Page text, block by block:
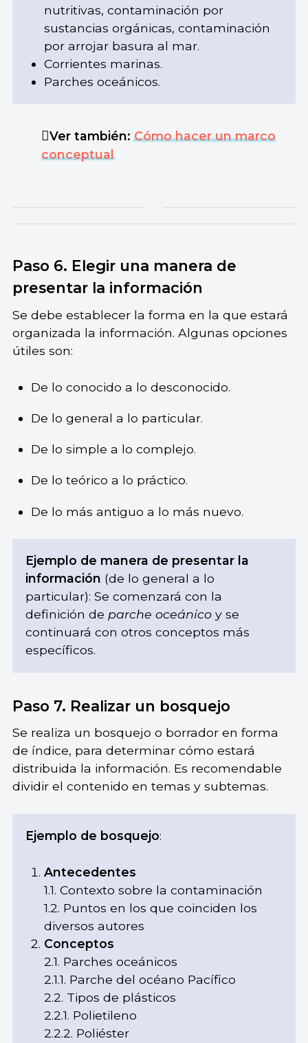
nutritivas, contaminación por
sustancias orgánicas, contaminación
por arrojar basura al mar.
Corrientes marinas.
Parches oceánicos.
Ver también:Cómo hacer un marco
conceptual
Paso 6. Elegir una manera de
presentar la información
Se debe establecer la forma en la que estará
organizada la información. Algunas opciones
útiles son:
De lo conocido a lo desconocido.
De lo general a lo particular.
De lo simple a lo complejo.
De lo teórico a lo práctico.
De lo más antiguo a lo más nuevo.
Ejemplo de manera de presentar la
información (de lo general a lo
particular): Se comenzará con la
definición deparche oceánicoy se
continuará con otros conceptos más
específicos.
Paso 7. Realizar un bosquejo
Se realiza un bosquejo o borrador en forma
de índice, para determinar cómo estará
distribuida la información. Es recomendable
dividir el contenido en temas y subtemas.
Ejemplo de bosquejo:
Antecedentes
1.1. Contexto sobre la contaminación
1.2. Puntos en los que coinciden los
diversos autores
Conceptos
2.1. Parches oceánicos
2.1.1. Parche del océano Pacífico
2.2. Tipos de plásticos
2.2.1. Polietileno
2.2.2. Poliéster